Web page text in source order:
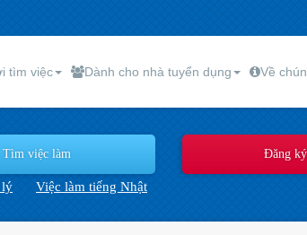
tìm việc Dành cho nhà tuyển dụng Về
lý Việc làm tiếng Nhật